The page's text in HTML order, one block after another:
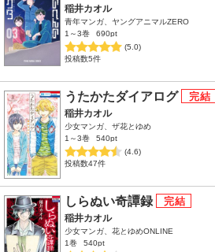
稲井カオル
青年マンガ、ヤングアニマルZERO
1～3巻
690pt
(5.0)
投稿数5件
うたかたダイアログ
稲井カオル
少女マンガ、ザ花とゆめ
1～3巻
540pt
(4.6)
投稿数47件
しらぬい奇譚録
稲井カオル
少女マンガ、花とゆめONLINE
1巻
540pt